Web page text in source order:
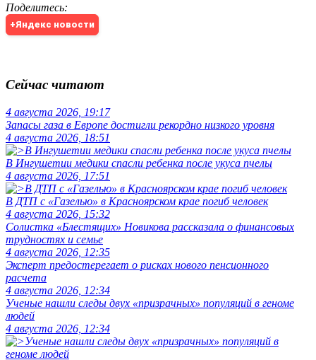
Поделитесь:
+Яндекс новости
Сейчас читают
4 августа 2026, 19:17
Запасы газа в Европе достигли рекордно низкого уровня
4 августа 2026, 18:51
В Ингушетии медики спасли ребенка после укуса пчелы
4 августа 2026, 17:51
В ДТП с «Газелью» в Красноярском крае погиб человек
4 августа 2026, 15:32
Солистка «Блестящих» Новикова рассказала о финансовых
трудностях и семье
4 августа 2026, 12:35
Эксперт предостерегает о рисках нового пенсионного
расчета
4 августа 2026, 12:34
Ученые нашли следы двух «призрачных» популяций в геноме
людей
4 августа 2026, 12:34